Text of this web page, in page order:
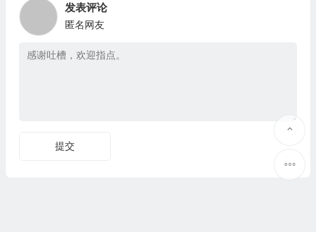
发表评论
匿名网友